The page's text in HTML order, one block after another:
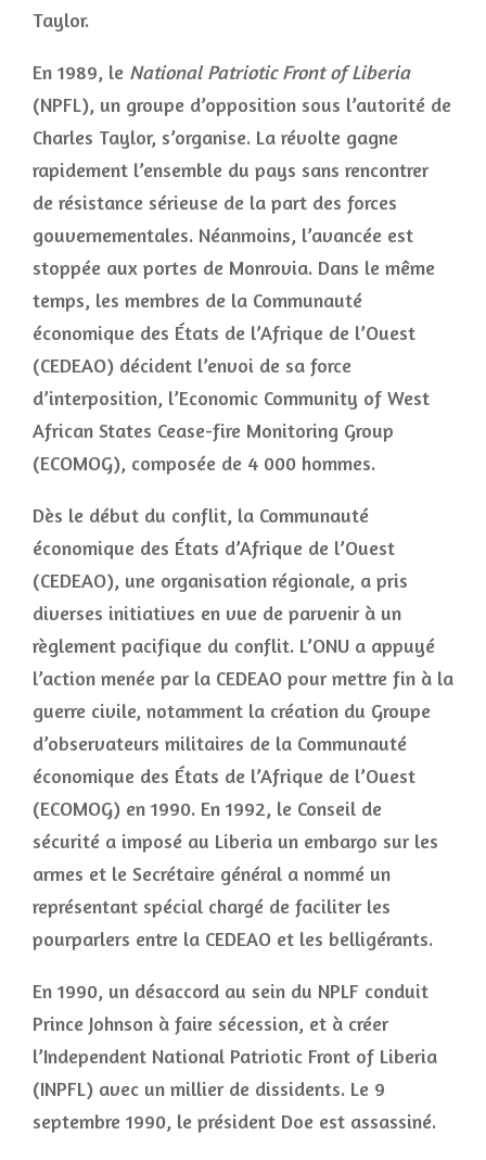
Taylor.
En 1989, le National Patriotic Front of Liberia
(NPFL), un groupe d’opposition sous l’autorité de
Charles Taylor, s’organise. La révolte gagne
rapidement l’ensemble du pays sans rencontrer
de résistance sérieuse de la part des forces
gouvernementales. Néanmoins, l’avancée est
stoppée aux portes de Monrovia. Dans le même
temps, les membres de la Communauté
économique des États de l’Afrique de l’Ouest
(CEDEAO) décident l’envoi de sa force
d’interposition, l’Economic Community of West
African States Cease-fire Monitoring Group
(ECOMOG), composée de 4 000 hommes.
Dès le début du conflit, la Communauté
économique des États d’Afrique de l’Ouest
(CEDEAO), une organisation régionale, a pris
diverses initiatives en vue de parvenir à un
règlement pacifique du conflit. L’ONU a appuyé
l’action menée par la CEDEAO pour mettre fin à la
guerre civile, notamment la création du Groupe
d’observateurs militaires de la Communauté
économique des États de l’Afrique de l’Ouest
(ECOMOG) en 1990. En 1992, le Conseil de
sécurité a imposé au Liberia un embargo sur les
armes et le Secrétaire général a nommé un
représentant spécial chargé de faciliter les
pourparlers entre la CEDEAO et les belligérants.
En 1990, un désaccord au sein du NPLF conduit
Prince Johnson à faire sécession, et à créer
l’Independent National Patriotic Front of Liberia
(INPFL) avec un millier de dissidents. Le 9
septembre 1990, le président Doe est assassiné.